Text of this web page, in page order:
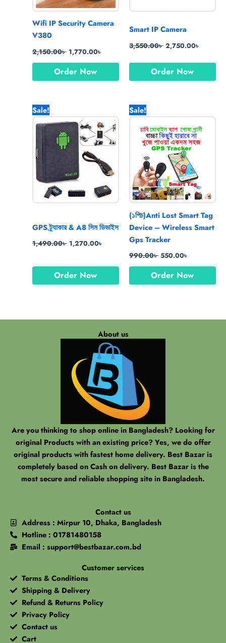
Wifi IP Security Camera
V380
2,150.00৳ 1,770.00৳
Order Now
Smart IP Camera
3,550.00৳ 2,750.00৳
Order Now
Sale!
GPS ট্র্যাকার & A8 সিম ডিভাইস
1,490.00৳
price
was:
1,490.00৳ .
1,270.00৳
price
is:
1,270.00৳ .
Order Now
Sale!
(১পিচ)Anti Lost Smart Tag
Device – Wireless Smart
Gps Tracker
990.00৳
price
was:
990.00৳ .
550.00৳
price
is:
550.00৳ .
Order Now
About us
Are you thinking to shop online in Bangladesh? Looking for
original Products with an existing price? Yes, we do offer
original products with fastest home delivery. Best Bazar is
completely based on Cash on delivery. Best Bazar is the
most secure and reliable shopping site in Bangladesh.
Contact us
Address : Mirpur 10, Dhaka, Bangladesh
Hotline : 01781480158
Email : support@bestbazar.com.bd
Customer services
Terms & Conditions
Shipping & Delivery
Refund & Returns Policy
Privacy Policy
Contact us
Cart